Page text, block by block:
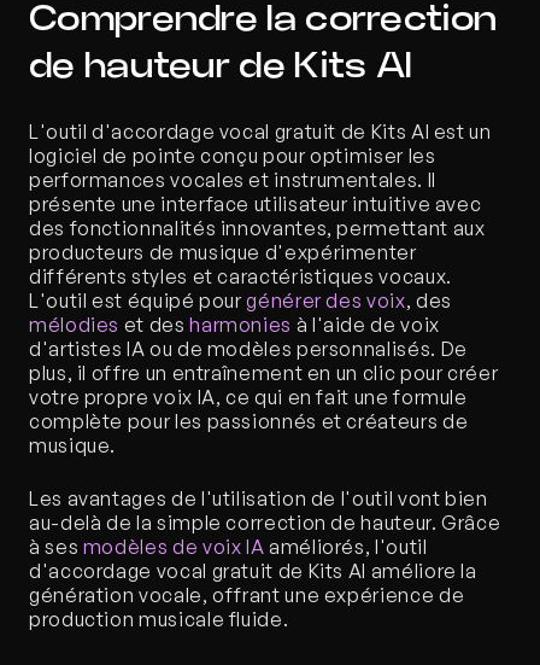
Comprendre la correction
de hauteur de Kits AI
L'outil d'accordage vocal gratuit de Kits AI est un
logiciel de pointe conçu pour optimiser les
performances vocales et instrumentales. Il
présente une interface utilisateur intuitive avec
des fonctionnalités innovantes, permettant aux
producteurs de musique d'expérimenter
différents styles et caractéristiques vocaux.
L'outil est équipé pour générer des voix
mélodies et des harmonies à l'aide de voix
d'artistes IA ou de modèles personnalisés. De
plus, il offre un entraînement en un clic pour créer
votre propre voix IA, ce qui en fait une formule
complète pour les passionnés et créateurs de
musique.
Les avantages de l'utilisation de l'outil vont bien
au-delà de la simple correction de hauteur. Grâce
à ses modèles de voix IA améliorés, l'outil
d'accordage vocal gratuit de Kits AI améliore la
génération vocale, offrant une expérience de
production musicale fluide.